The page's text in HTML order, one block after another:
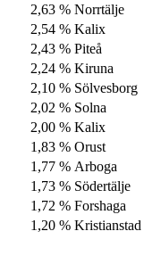
2,63 % Norrtälje
2,54 % Kalix
2,43 % Piteå
2,24 % Kiruna
2,10 % Sölvesborg
2,02 % Solna
2,00 % Kalix
1,83 % Orust
1,77 % Arboga
1,73 % Södertälje
1,72 % Forshaga
1,20 % Kristianstad